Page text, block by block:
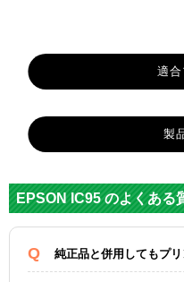
適
製品スペック
メーカー
対応
純正型番
EPSON IC95 のよくある
純正品と併用してもプ